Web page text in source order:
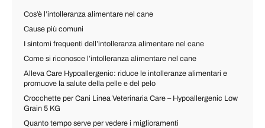
Cos’è l’intolleranza alimentare nel cane
Cause più comuni
I sintomi frequenti dell’intolleranza alimentare nel cane
Come si riconosce l’intolleranza alimentare nel cane
Alleva Care Hypoallergenic: riduce le intolleranze alimentari e
promuove la salute della pelle e del pelo
Crocchette per Cani Linea Veterinaria Care – Hypoallergenic Low
Grain 5 KG
Quanto tempo serve per vedere i miglioramenti